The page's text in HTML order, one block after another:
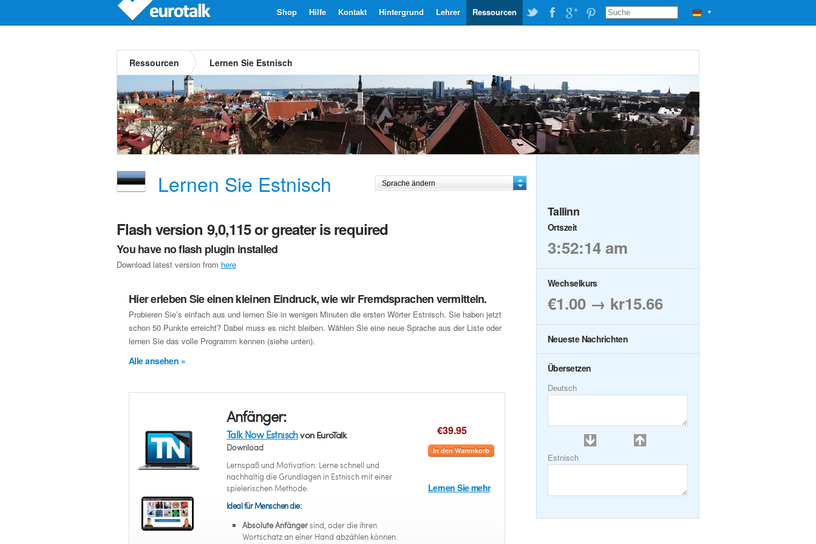
▼
Ressourcen
Lehrer
Hintergrund
Kontakt
Hilfe
Shop
Ressourcen Lernen Sie Estnisch
Lernen Sie Estnisch
Flash version 9,0,115 or greater is required
You have no flash plugin installed
Download latest version from here
Hier erleben Sie einen kleinen Eindruck, wie wir Fremdsprachen vermitteln.
Probieren Sie’s einfach aus und lernen Sie in wenigen Minuten die ersten Wörter Estnisch. Sie haben jetzt
schon 50 Punkte erreicht? Dabei muss es nicht bleiben. Wählen Sie eine neue Sprache aus der Liste oder
lernen Sie das volle Programm kennen (siehe unten).
Alle ansehen »
Anfänger:
Talk Now Estnischvon EuroTalk
Download
Lernspaß und Motivation: Lerne schnell und
nachhaltig die Grundlagen in Estnisch mit einer
spielerischen Methode.
Ideal für Menschen die:
Absolute Anfängersind, oder die ihren
Wortschatz an einer Hand abzählen können.
€39.95
In den Warenkorb
Lernen Sie mehr
Tallinn
Ortszeit
3:52:15 am
Wechselkurs
€1.00 → kr15.66
Neueste Nachrichten
Übersetzen
Deutsch
Estnisch